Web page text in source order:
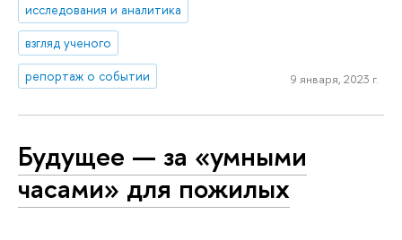
исследования и аналитика
взгляд ученого
репортаж о событии
9 января, 2023 г.
Будущее — за «умными
часами» для пожилых